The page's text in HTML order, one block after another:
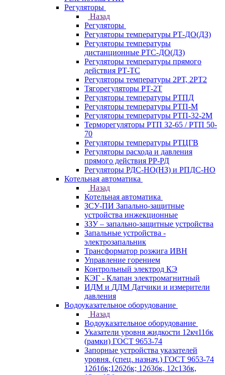
Регуляторы
Назад
Регуляторы
Регуляторы температуры РТ-ДО(ДЗ)
Регуляторы температуры
дистанционные РТС-ДО(ДЗ)
Регуляторы температуры прямого
действия РТ-ТС
Регуляторы температуры 2РТ, 2РT2
Тягорегуляторы РТ-2Т
Регуляторы температуры РТПД
Регуляторы температуры РТП-M
Регуляторы температуры РТП-32-2М
Терморегуляторы РТП 32-65 / РТП 50-
70
Регуляторы температуры РТЦГВ
Регуляторы расхода и давления
прямого действия РР-РД
Регуляторы РДС-НО(НЗ) и РПДС-НО
Котельная автоматика
Назад
Котельная автоматика
ЗСУ-ПИ Запально-защитные
устройства инжекционные
ЗЗУ – запально-защитные устройства
Запальные устройства -
электрозапальник
Трансформатор розжига ИВН
Управление горением
Контрольный электрод КЭ
КЭГ - Клапан электромагнитный
ИДМ и ДДМ Датчики и измерители
давления
Водоуказательное оборудование
Назад
Водоуказательное оборудование
Указатели уровня жидкости 12кч11бк
(рамки) ГОСТ 9653-74
Запорные устройства указателей
уровня. (спец. назнач.) ГОСТ 9653-74
12б1бк;12б2бк; 12б3бк, 12с13бк,